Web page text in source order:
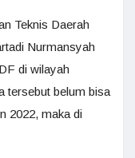
Teknis Daerah
Nurmansyah
di wilayah
tersebut belum bisa
2022, maka di